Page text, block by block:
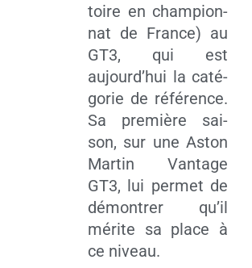
toire en cham­pion­
nat de France) au
GT3, qui est
aujourd’hui la caté­
go­rie de réfé­rence.
Sa pre­mière sai­
son, sur une Aston
Mar­tin Van­tage
GT3, lui per­met de
démon­trer qu’il
mérite sa place à
ce niveau.